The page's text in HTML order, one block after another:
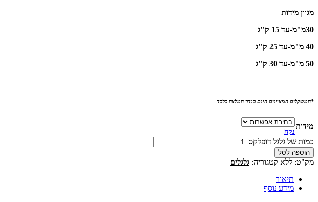
מגוון מידות
30מ"מ-עד 15 ק"ג
40 מ"מ-עד 25 ק"ג
50 מ"מ-עד 30 ק"ג
*המשקלים המצוינים הינם בגדר המלצה בלבד
מידות
נקה
כמות של גלגל דופלקס
הוספה לסל
מק"ט: ללא קטגוריה: גלגלים
תיאור
מידע נוסף